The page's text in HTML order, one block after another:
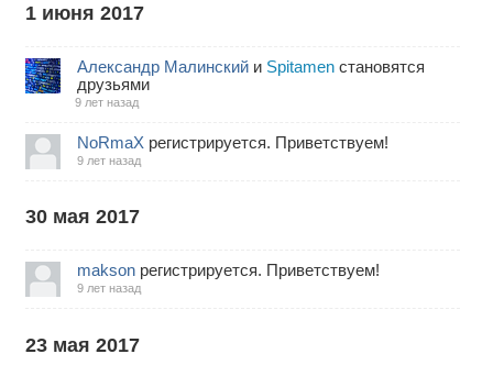
1 июня 2017
Александр Малинскийи Spitamenстановятся
друзьями
9 лет назад
NoRmaX регистрируется. Приветствуем!
9 лет назад
30 мая 2017
maksonрегистрируется. Приветствуем!
9 лет назад
23 мая 2017